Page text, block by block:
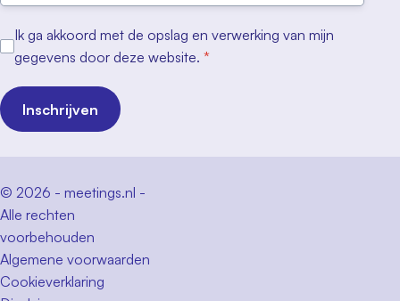
Ik ga akkoord met de opslag en verwerking van mijn
gegevens door deze website. *
Inschrijven
© 2026 - meetings.nl -
Alle rechten
voorbehouden
Algemene voorwaarden
Cookieverklaring